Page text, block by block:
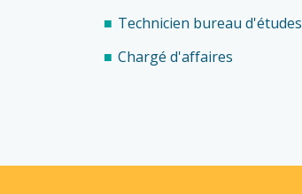
Technicien bureau d'études
Chargé d'affaires